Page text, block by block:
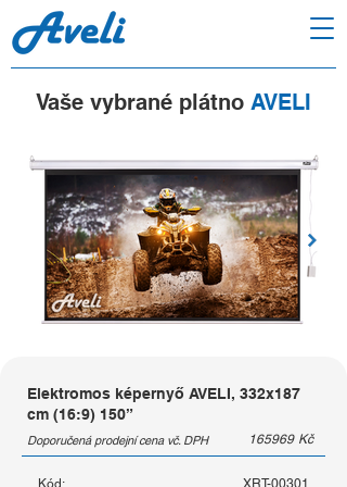
Vaše vybrané plátno AVELI
Elektromos képernyő AVELI, 332x187
cm (16:9) 150”
Doporučená prodejní cena vč. DPH 165969 Kč
Kód: XRT-00301